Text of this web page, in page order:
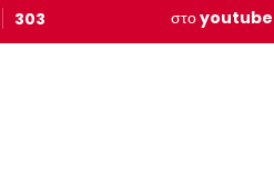
303 στοyoutube